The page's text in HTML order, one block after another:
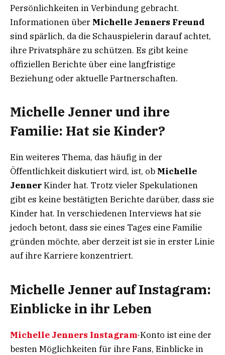
Persönlichkeiten in Verbindung gebracht.
Informationen über Michelle Jenners Freund
sind spärlich, da die Schauspielerin darauf achtet,
ihre Privatsphäre zu schützen. Es gibt keine
offiziellen Berichte über eine langfristige
Beziehung oder aktuelle Partnerschaften.
Michelle Jenner und ihre
Familie: Hat sie Kinder?
Ein weiteres Thema, das häufig in der
Öffentlichkeit diskutiert wird, ist, ob Michelle
JennerKinder hat. Trotz vieler Spekulationen
gibt es keine bestätigten Berichte darüber, dass sie
Kinder hat. In verschiedenen Interviews hat sie
jedoch betont, dass sie eines Tages eine Familie
gründen möchte, aber derzeit ist sie in erster Linie
auf ihre Karriere konzentriert.
Michelle Jenner auf Instagram:
Einblicke in ihr Leben
Michelle Jenners Instagram-Konto ist eine der
besten Möglichkeiten für ihre Fans, Einblicke in